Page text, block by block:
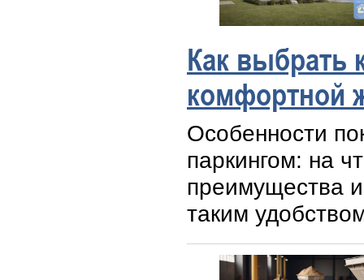
Как выбрать
комфортной
Особенности
паркингом: на
преимущества
таким